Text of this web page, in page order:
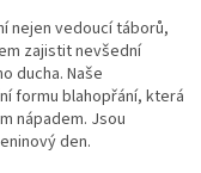
nejen vedoucí táborů,
zajistit nevšední
ducha. Naše
formu blahopřání, která
nápadem. Jsou
den.